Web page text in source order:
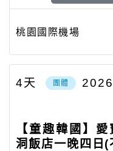
桃園國際機場
團體
4天
【童趣韓國】
洞飯店一晚四日(